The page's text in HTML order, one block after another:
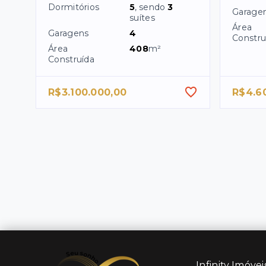
Dormitórios 5, sendo3
suítes
Garagens
4
Área
Construída
408m²
R$3.100.000,00
Área